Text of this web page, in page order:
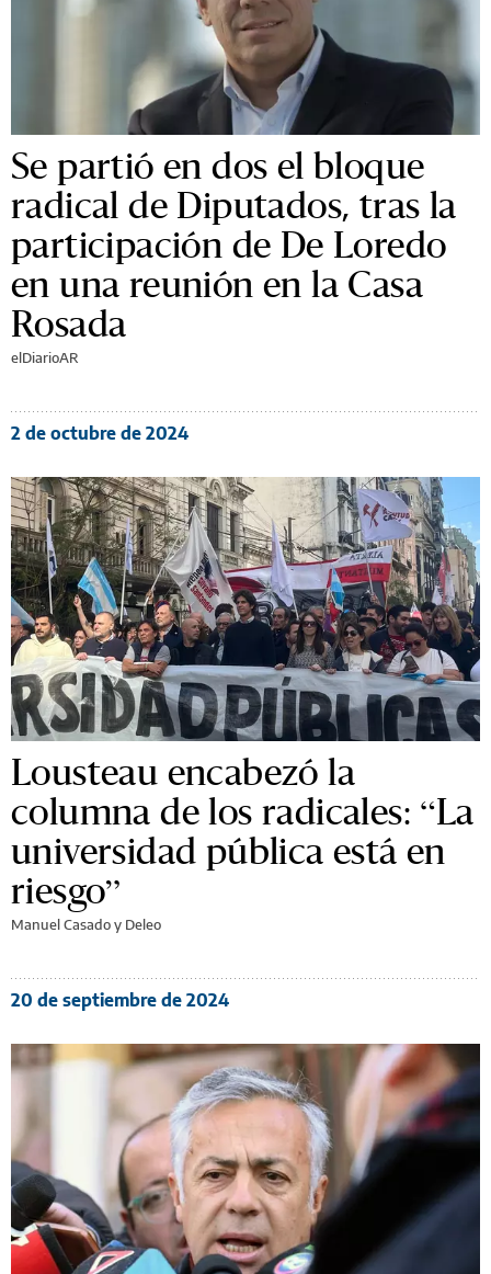
Se partió en dos el bloque
radical de Diputados, tras la
participación de De Loredo
en una reunión en la Casa
Rosada
elDiarioAR
2 de octubre de 2024
Lousteau encabezó la
columna de los radicales: “La
universidad pública está en
riesgo”
Manuel Casado y Deleo
20 de septiembre de 2024